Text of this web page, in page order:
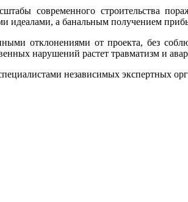
современного строительства
идеалами, а банальным получением
отклонениями от проекта, без
нарушений растет травматизм и
независимых экспертных